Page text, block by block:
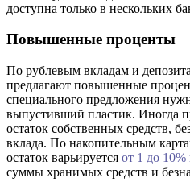
доступна только в нескольких
Повышенные проценты
По рублевым вкладам и
предлагают повышенные
специального предложения
выпустивший пластик. Иногда
остаток собственных средств,
вклада. По накопительным
остаток варьируется от 1 до
суммы хранимых средств и